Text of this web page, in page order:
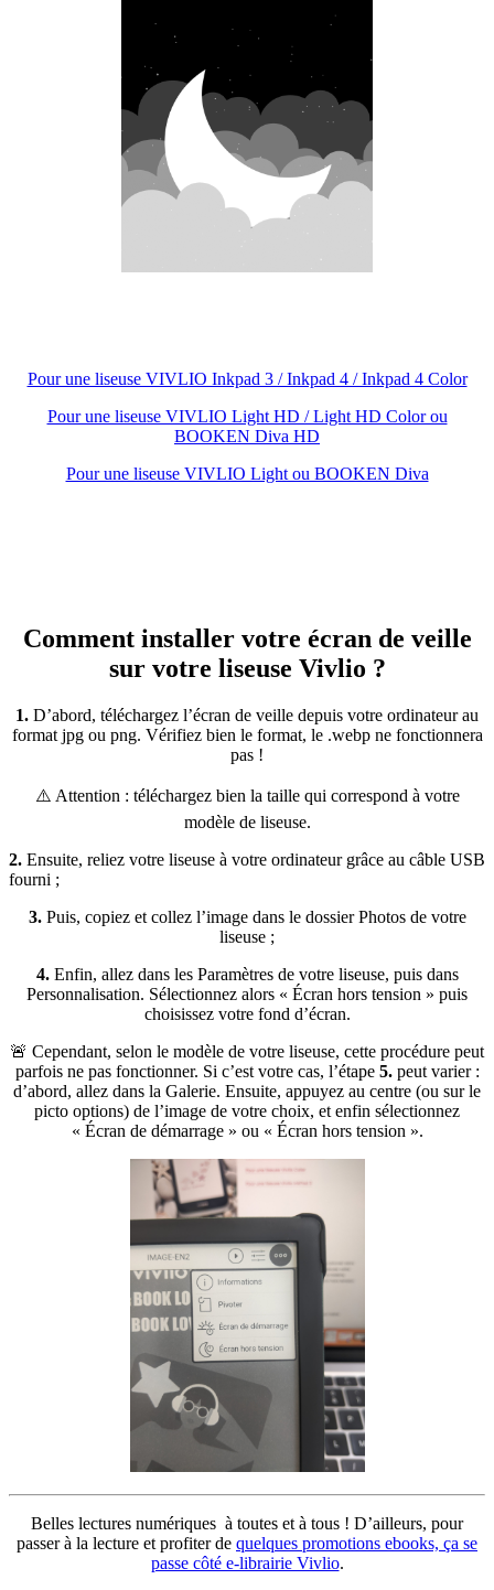
Pour une liseuse VIVLIO Inkpad 3 / Inkpad 4 / Inkpad 4 Color
Pour une liseuse VIVLIO Light HD / Light HD Color ou
BOOKEN Diva HD
Pour une liseuse VIVLIO Light ou BOOKEN Diva
Comment installer votre écran de veille
sur votre liseuse Vivlio ?
1. D’abord, téléchargez l’écran de veille depuis votre ordinateur au
format jpg ou png. Vérifiez bien le format, le .webp ne fonctionnera
pas !
⚠️ Attention : téléchargez bien la taille qui correspond à votre
modèle de liseuse.
2. Ensuite, reliez votre liseuse à votre ordinateur grâce au câble USB
fourni ;
3.Puis, copiez et collez l’image dans le dossier Photos de votre
liseuse ;
4.Enfin, allez dans les Paramètres de votre liseuse, puis dans
Personnalisation. Sélectionnez alors « Écran hors tension » puis
choisissez votre fond d’écran.
🚨 Cependant, selon le modèle de votre liseuse, cette procédure peut
parfois ne pas fonctionner. Si c’est votre cas, l’étape 5.peut varier :
d’abord, allez dans la Galerie. Ensuite, appuyez au centre (ou sur le
picto options) de l’image de votre choix, et enfin sélectionnez
« Écran de démarrage » ou « Écran hors tension ».
Belles lectures numériques à toutes et à tous ! D’ailleurs, pour
passer à la lecture et profiter de quelques promotions ebooks, ça se
passe côté e-librairie Vivlio.